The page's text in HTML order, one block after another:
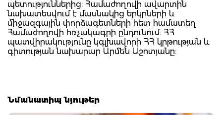
պետություններից: Համաժողովի ավարտին
նախատեսվում է մասնակից երկրների և
միջազգային փորձագետների հետ համատեղ
Համաժողովի հռչակագրի ընդունում: ՀՀ
պատվիրակությունը կգլխավորի ՀՀ կրթության և
գիտության նախարար Արմեն Աշոտյանը:
Նմանատիպ նյութեր